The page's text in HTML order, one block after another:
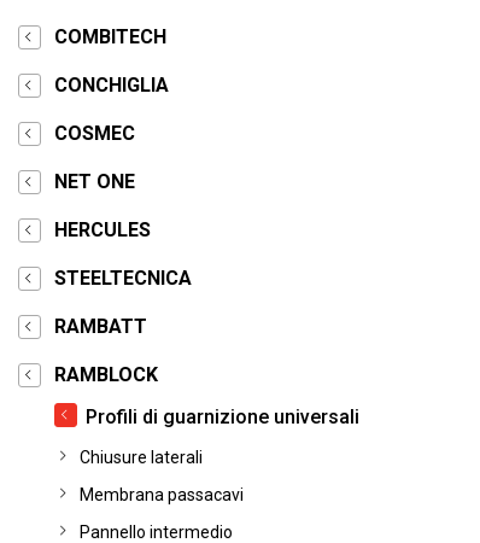
COMBITECH
CONCHIGLIA
COSMEC
NET ONE
HERCULES
STEELTECNICA
RAMBATT
RAMBLOCK
Profili di guarnizione universali
Chiusure laterali
Membrana passacavi
Pannello intermedio